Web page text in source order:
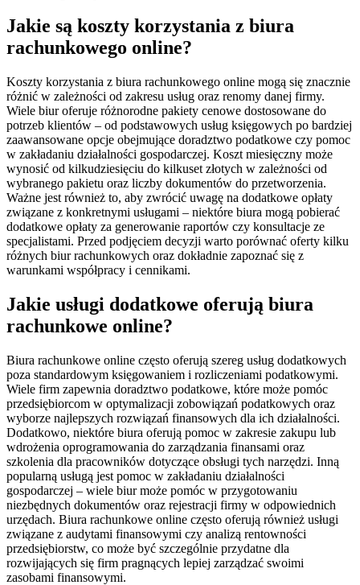
Jakie są koszty korzystania z biura
rachunkowego online?
Koszty korzystania z biura rachunkowego online mogą się znacznie
różnić w zależności od zakresu usług oraz renomy danej firmy.
Wiele biur oferuje różnorodne pakiety cenowe dostosowane do
potrzeb klientów – od podstawowych usług księgowych po bardziej
zaawansowane opcje obejmujące doradztwo podatkowe czy pomoc
w zakładaniu działalności gospodarczej. Koszt miesięczny może
wynosić od kilkudziesięciu do kilkuset złotych w zależności od
wybranego pakietu oraz liczby dokumentów do przetworzenia.
Ważne jest również to, aby zwrócić uwagę na dodatkowe opłaty
związane z konkretnymi usługami – niektóre biura mogą pobierać
dodatkowe opłaty za generowanie raportów czy konsultacje ze
specjalistami. Przed podjęciem decyzji warto porównać oferty kilku
różnych biur rachunkowych oraz dokładnie zapoznać się z
warunkami współpracy i cennikami.
Jakie usługi dodatkowe oferują biura
rachunkowe online?
Biura rachunkowe online często oferują szereg usług dodatkowych
poza standardowym księgowaniem i rozliczeniami podatkowymi.
Wiele firm zapewnia doradztwo podatkowe, które może pomóc
przedsiębiorcom w optymalizacji zobowiązań podatkowych oraz
wyborze najlepszych rozwiązań finansowych dla ich działalności.
Dodatkowo, niektóre biura oferują pomoc w zakresie zakupu lub
wdrożenia oprogramowania do zarządzania finansami oraz
szkolenia dla pracowników dotyczące obsługi tych narzędzi. Inną
popularną usługą jest pomoc w zakładaniu działalności
gospodarczej – wiele biur może pomóc w przygotowaniu
niezbędnych dokumentów oraz rejestracji firmy w odpowiednich
urzędach. Biura rachunkowe online często oferują również usługi
związane z audytami finansowymi czy analizą rentowności
przedsiębiorstw, co może być szczególnie przydatne dla
rozwijających się firm pragnących lepiej zarządzać swoimi
zasobami finansowymi.